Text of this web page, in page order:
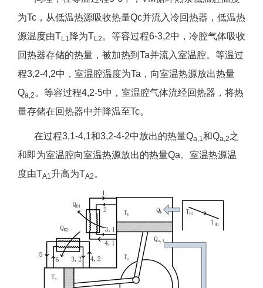
为Tc，从低温热源吸收热量Qc并流入冷回热器，低温热
源温度由TL1 降为TL2 。等容过程6-3,2中，冷腔气体吸收
回热器存储的热量，被加热到Ta并流入室温腔。等温过
程3,2-4,2中，室温腔温度为Ta，向室温热源放出热量
Qa,2 。等容过程4,2-5中，室温腔气体流经回热器，将热
量存储在回热器中并降温至Tc。
在过程3,1-4,1和3,2-4-2中放出的热量Qa,1和Qa,2之
和即为室温腔向室温热源放出的热量Qa。室温热源温
度由TA1升高为TA2 。